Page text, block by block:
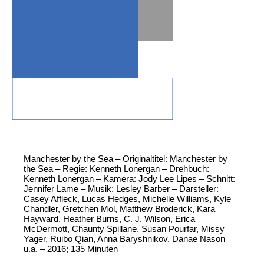
Manchester by the Sea – Originaltitel: Manchester by
the Sea – Regie: Kenneth Lonergan – Drehbuch:
Kenneth Lonergan – Kamera: Jody Lee Lipes – Schnitt:
Jennifer Lame – Musik: Lesley Barber – Darsteller:
Casey Affleck, Lucas Hedges, Michelle Williams, Kyle
Chandler, Gretchen Mol, Matthew Broderick, Kara
Hayward, Heather Burns, C. J. Wilson, Erica
McDermott, Chaunty Spillane, Susan Pourfar, Missy
Yager, Ruibo Qian, Anna Baryshnikov, Danae Nason
u.a. – 2016; 135 Minuten